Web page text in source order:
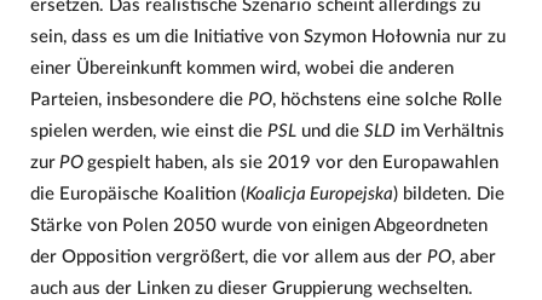
ersetzen. Das realistische Szenario scheint allerdings zu
sein, dass es um die Initiative von Szymon Hołownia nur zu
einer Übereinkunft kommen wird, wobei die anderen
Parteien, insbesondere die PO, höchstens eine solche Rolle
spielen werden, wie einst die PSLund die SLD im Verhältnis
zurPO gespielt haben, als sie 2019 vor den Europawahlen
die Europäische Koalition (Koalicja Europejska) bildeten. Die
Stärke von Polen 2050 wurde von einigen Abgeordneten
der Opposition vergrößert, die vor allem aus der PO, aber
auch aus der Linken zu dieser Gruppierung wechselten.